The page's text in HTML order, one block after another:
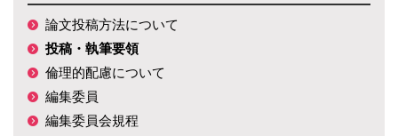
論文投稿方法について
投稿・執筆要領
倫理的配慮について
編集委員
編集委員会規程